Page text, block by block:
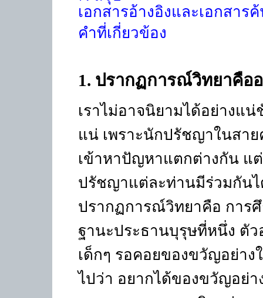
เอกสารอ้างอิงและเอกสาร
คำที่เกี่ยวข้อง
1. ปรากฏการณ์วิทยาคือ
เราไม่อาจนิยามได้อย่างแ
แน่ เพราะนักปรัชญาในสา
เข้าหาปัญหาแตกต่างกัน แ
ปรัชญาแต่ละท่านมีร่วมกัน
ปรากฏการณ์วิทยาคือ การ
ฐานะประธานบุรุษที่หนึ่ง ตั
เด็กๆ รอคอยของขวัญอย่าง
ไปว่า อยากได้ของขวัญอย่